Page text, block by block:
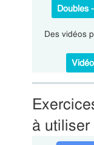
Doubles
Des vidéos
à